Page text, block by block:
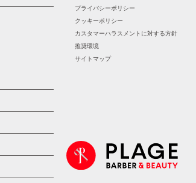
プライバシーポリシー
クッキーポリシー
カスタマーハラスメントに対する方針
推奨環境
サイトマップ